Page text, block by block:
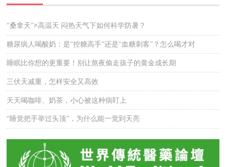
“桑拿天”≠高温天 闷热天气下如何科学防暑？
糖尿病人喝酸奶：是“控糖高手”还是“血糖刺客”？怎么喝才对
睡眠比你想的更重要！别让熬夜偷走孩子的黄金成长期
三伏天减重，怎样安全又高效
天天喝咖啡、奶茶，小心被这种病盯上
“睡觉把手举过头顶”，为什么能一觉到天亮